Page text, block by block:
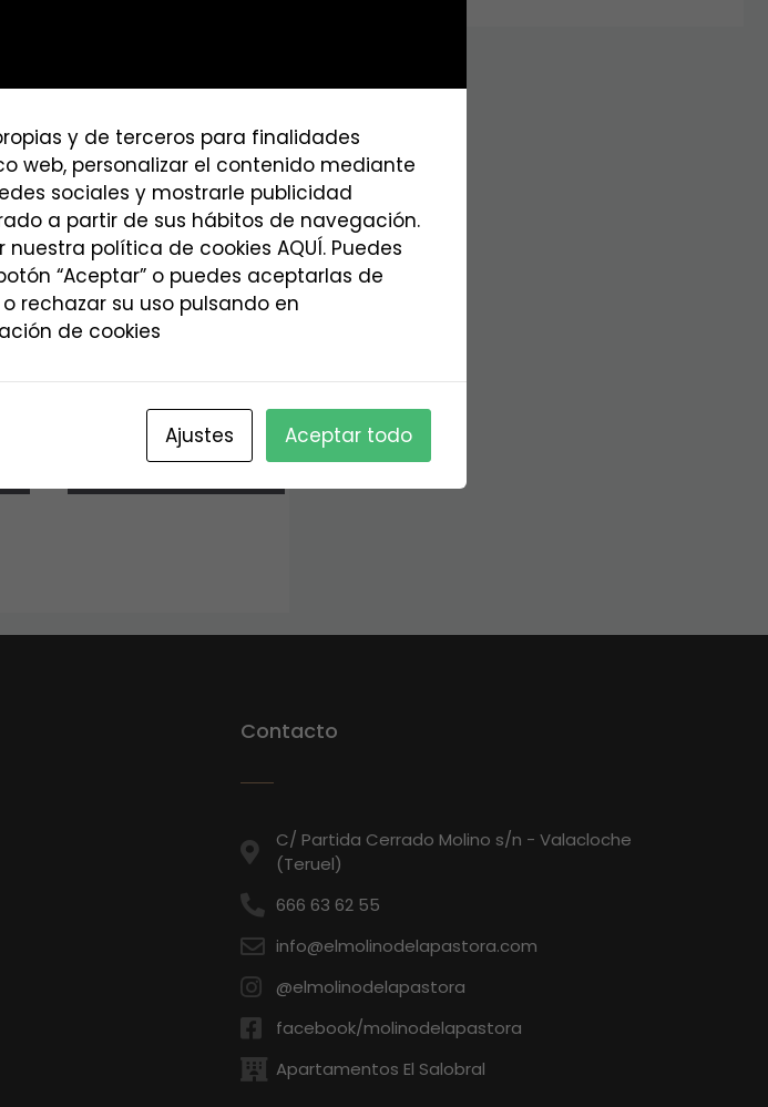
Habitación 5 familiar
(4 pax)
75,00€
disponibilidad
Contacto
C/ Partida Cerrado Molino s/n - Valacloche
(Teruel)
666 63 62 55
info@elmolinodelapastora.com
@elmolinodelapastora
facebook/molinodelapastora
Apartamentos El Salobral
y de terceros para finalidades
web, personalizar el contenido mediante
sociales y mostrarle publicidad
a partir de sus hábitos de navegación.
política de cookies AQUÍ. Puedes
“Aceptar” o puedes aceptarlas de
rechazar su uso pulsando en
de cookies
Ajustes Aceptar todo